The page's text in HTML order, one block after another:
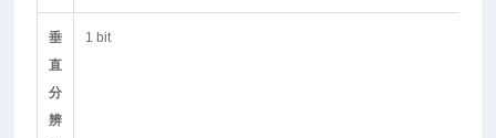
垂
直
分
辨
1 bit